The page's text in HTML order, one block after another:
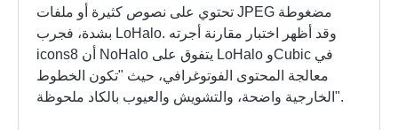
تحتوي على نصوص كثيرة أو ملفات JPEG مضغوطة
بشدة، فجرب LoHalo. وقد أظهر اختبار مقارنة أجرته
icons8 أن NoHalo يتفوق على LoHalo وCubic في
معالجة المحتوى الفوتوغرافي، حيث "تكون الخطوط
الخارجية واضحة، والتشويش والعيوب بالكاد ملحوظة".